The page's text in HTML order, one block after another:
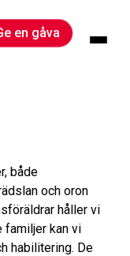
en gåva
både
och oron
håller vi
familjer kan vi
habilitering. De